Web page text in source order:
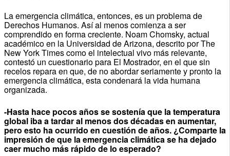
La emergencia climática, entonces, es un problema de
Derechos Humanos. Así al menos comienza a ser
comprendido en forma creciente. Noam Chomsky, actual
académico en la Universidad de Arizona, descrito por The
New York Times como el intelectual vivo más relevante,
contestó un cuestionario para El Mostrador, en el que sin
recelos repara en que, de no abordar seriamente y pronto la
emergencia climática, esta condenará la vida humana
organizada.
-Hasta hace pocos años se sostenía que la temperatura
global iba a tardar al menos dos décadas en aumentar,
pero esto ha ocurrido en cuestión de años. ¿Comparte la
impresión de que la emergencia climática se ha dejado
caer mucho más rápido de lo esperado?